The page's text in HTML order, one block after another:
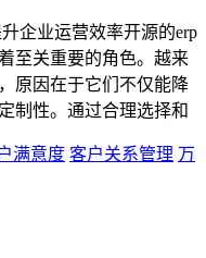
企业运营效率开源的erp
至关重要的角色。越来
原因在于它们不仅能降
制性。通过合理选择和
满意度 客户关系管理 万